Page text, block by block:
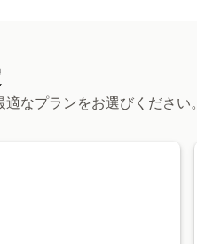
適なプランをお選びください。